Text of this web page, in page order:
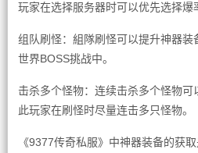
玩家在选择服务器时可以优先选择爆
组队刷怪：組隊刷怪可以提升神器装
世界BOSS挑战中。
击杀多个怪物：连续击杀多个怪物可
此玩家在刷怪时尽量连击多只怪物。
《9377传奇私服》中神器装备的获